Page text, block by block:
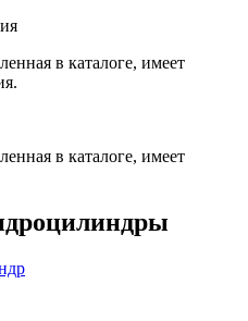
в каталоге, имеет
в каталоге, имеет